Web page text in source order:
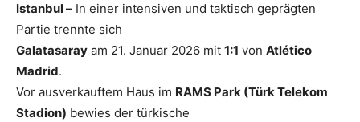
Istanbul – In einer intensiven und taktisch geprägten
Partie trennte sich
Galatasaray am 21. Januar 2026 mit 1:1 von Atlético
Madrid.
Vor ausverkauftem Haus im RAMS Park (Türk Telekom
Stadion) bewies der türkische